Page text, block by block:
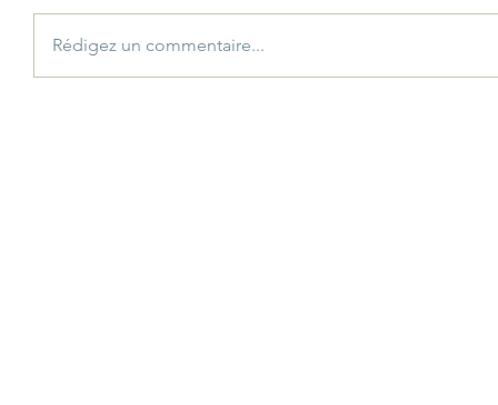
Rédigez un commentaire...